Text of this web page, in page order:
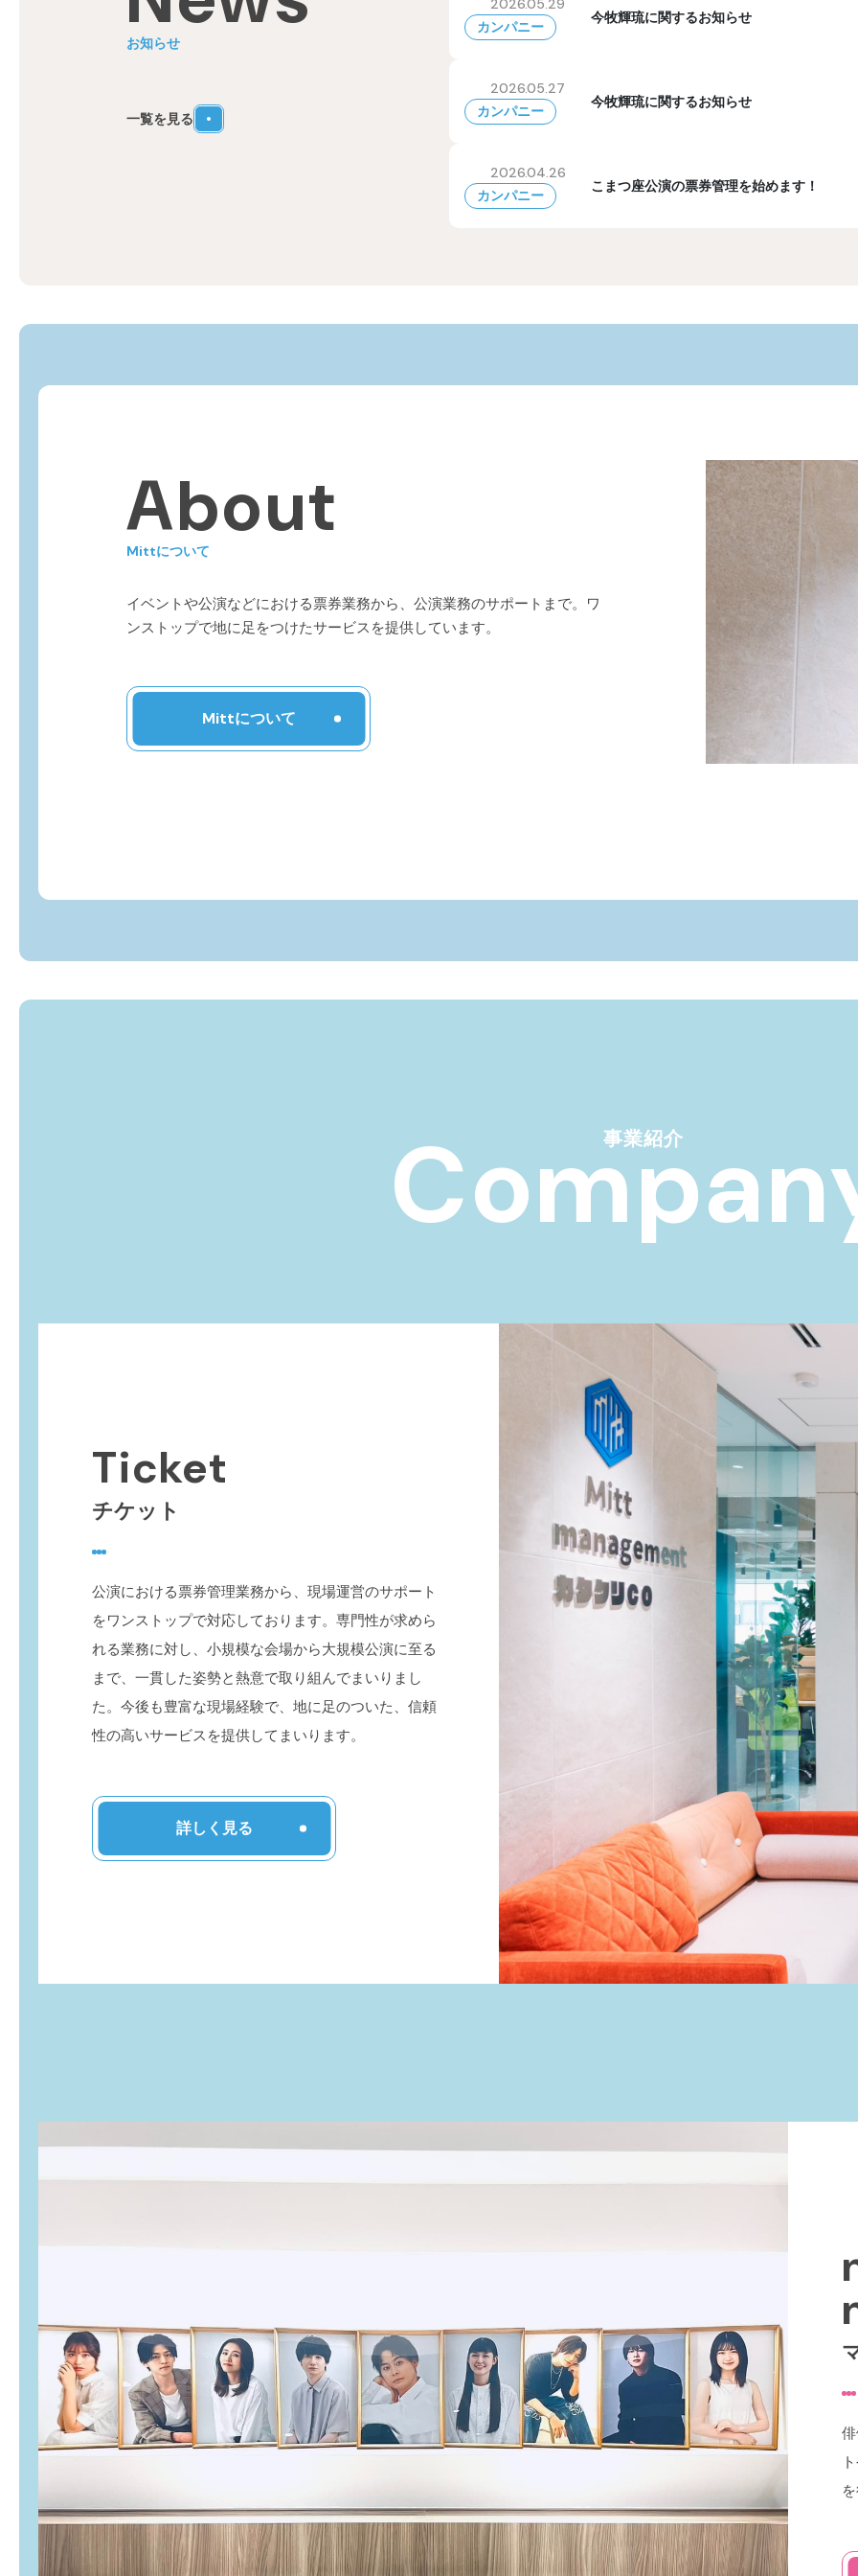
お知らせ
一覧を見る
2026.05.29
カンパニー
今牧輝琉に関するお知らせ
2026.05.27
カンパニー
今牧輝琉に関するお知らせ
2026.04.26
カンパニー
こまつ座公演の票券管理を始めます！
About
Mittについて
イベントや公演などにおける票券業務から、公演業務のサポートまで。ワ
ンストップで地に足をつけたサービスを提供しています。
Mittについて
事業紹介
Ticket
チケット
公演における票券管理業務から、現場運営のサポート
をワンストップで対応しております。専門性が求めら
れる業務に対し、小規模な会場から大規模公演に至る
まで、一貫した姿勢と熱意で取り組んでまいりまし
た。今後も豊富な現場経験で、地に足のついた、信頼
性の高いサービスを提供してまいります。
詳しく見る